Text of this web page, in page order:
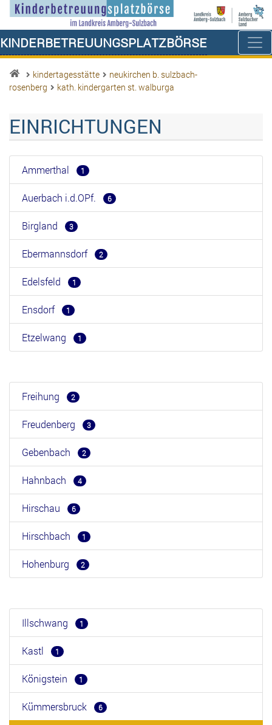
Kinderbetreuungsplatzbörse
kindertagesstätte
neukirchen b. sulzbach-
rosenberg
kath. kindergarten st. walburga
EINRICHTUNGEN
Ammerthal 1
Auerbach i.d.OPf. 6
Birgland 3
Ebermannsdorf 2
Edelsfeld 1
Ensdorf 1
Etzelwang 1
Freihung 2
Freudenberg 3
Gebenbach 2
Hahnbach 4
Hirschau 6
Hirschbach 1
Hohenburg 2
Illschwang 1
Kastl 1
Königstein 1
Kümmersbruck 6